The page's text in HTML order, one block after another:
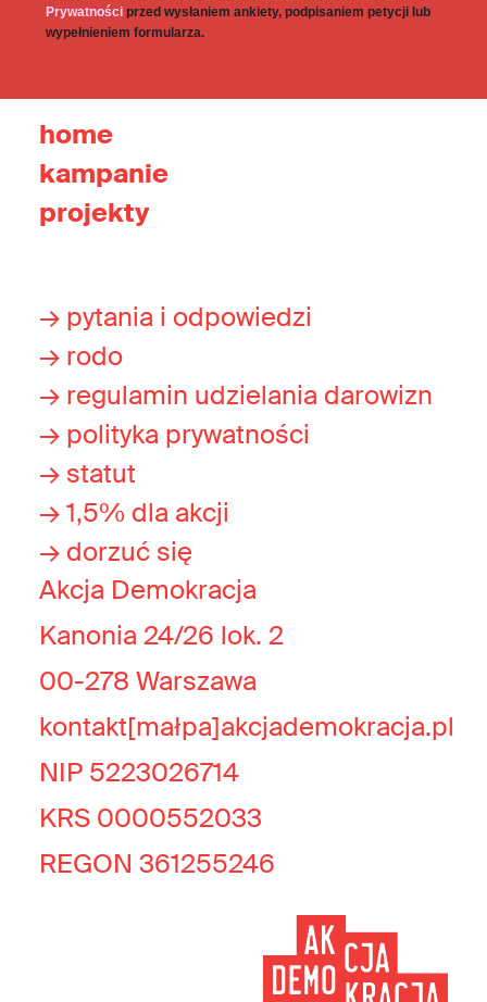
Prywatności przed wysłaniem ankiety, podpisaniem petycji lub
wypełnieniem formularza.
home
kampanie
projekty
→ pytania i odpowiedzi
→ rodo
→ regulamin udzielania darowizn
→ polityka prywatności
→ statut
→ 1,5% dla akcji
→ dorzuć się
Akcja Demokracja
Kanonia 24/26 lok. 2
00-278 Warszawa
kontakt[małpa]akcjademokracja.pl
NIP 5223026714
KRS 0000552033
REGON 361255246